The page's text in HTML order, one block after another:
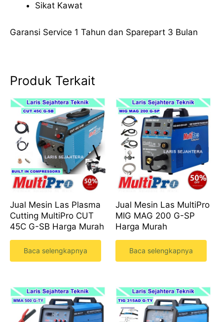
Sikat Kawat
Garansi Service 1 Tahun dan Sparepart 3 Bulan
Produk Terkait
Jual Mesin Las Plasma
Cutting MultiPro CUT
45C G-SB Harga Murah
Baca selengkapnya
Jual Mesin Las MultiPro
MIG MAG 200 G-SP
Harga Murah
Baca selengkapnya